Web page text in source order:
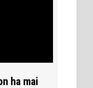
ha mai